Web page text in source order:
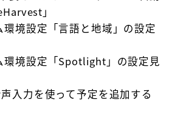
」
環境設定「言語と地域」の設定
環境設定「Spotlight」の設定見
入力を使って予定を追加する